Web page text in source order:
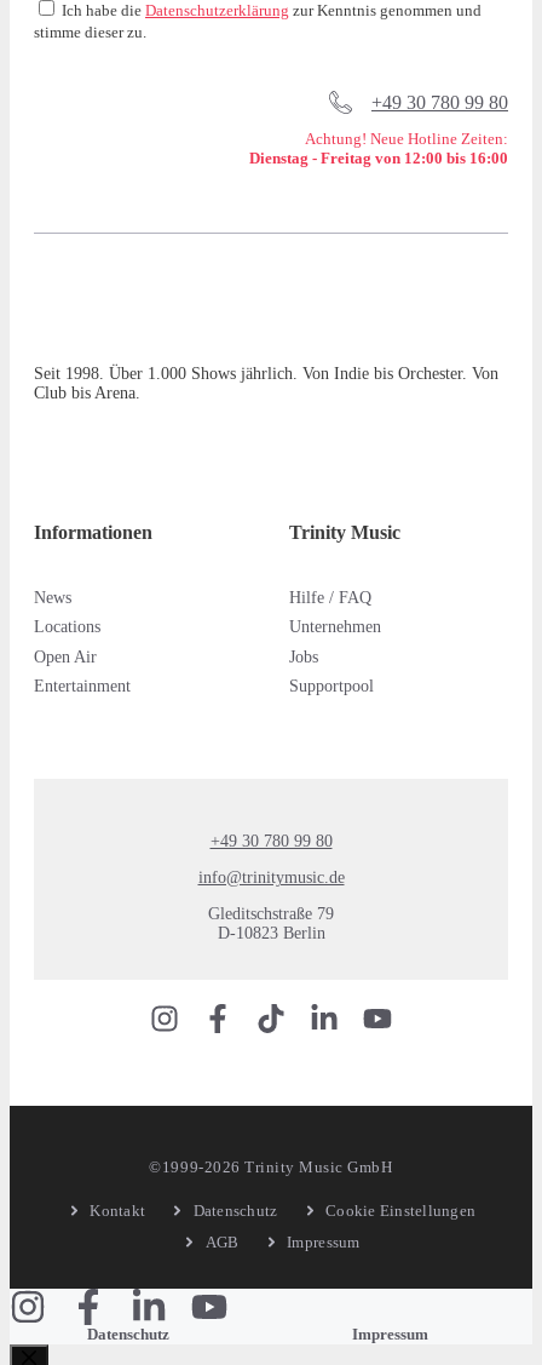
Ich habe die Datenschutzerklärung zur Kenntnis genommen und
stimme dieser zu.
+49 30 780 99 80
Achtung! Neue Hotline Zeiten:
Dienstag - Freitag von 12:00 bis 16:00
Seit 1998. Über 1.000 Shows jährlich. Von Indie bis Orchester. Von
Club bis Arena.
Informationen
News
Locations
Open Air
Entertainment
Trinity Music
Hilfe / FAQ
Unternehmen
Jobs
Supportpool
+49 30 780 99 80
info@trinitymusic.de
Gleditschstraße 79
D-10823 Berlin
©1999-2026 Trinity Music GmbH
Kontakt Datenschutz
Cookie Einstellungen
AGB
Impressum
Datenschutz Impressum